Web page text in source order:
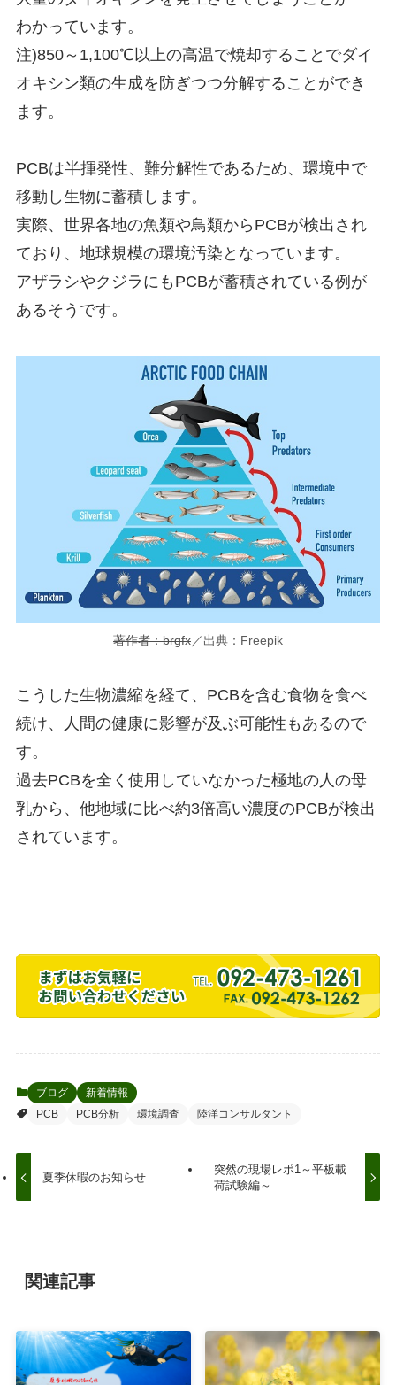
わかっています。
注)850～1,100℃以上の高温で焼却することでダイ
オキシン類の生成を防ぎつつ分解することができ
ます。
PCBは半揮発性、難分解性であるため、環境中で
移動し生物に蓄積します。
実際、世界各地の魚類や鳥類からPCBが検出され
ており、地球規模の環境汚染となっています。
アザラシやクジラにもPCBが蓄積されている例が
あるそうです。
著作者：brgfx／出典：Freepik
こうした生物濃縮を経て、PCBを含む食物を食べ
続け、人間の健康に影響が及ぶ可能性もあるので
す。
過去PCBを全く使用していなかった極地の人の母
乳から、他地域に比べ約3倍高い濃度のPCBが検出
されています。
ブログ
新着情報
PCB
PCB分析 環境調査 陸洋コンサルタント
夏季休暇のお知らせ
突然の現場レポ1～平板載
荷試験編～
関連記事